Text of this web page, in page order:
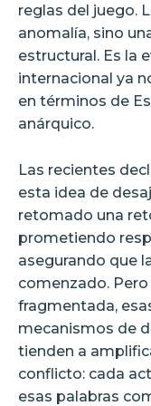
reglas del juego.
anomalía, sino
estructural. Es la
internacional ya
en términos de
anárquico.
Las recientes
esta idea de
retomado una
prometiendo
asegurando que
comenzado.
fragmentada,
mecanismos de
tienden a
conflicto: cada
esas palabras